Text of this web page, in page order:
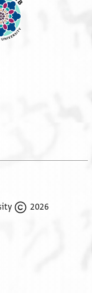
2026 The Trustees of Princeton University